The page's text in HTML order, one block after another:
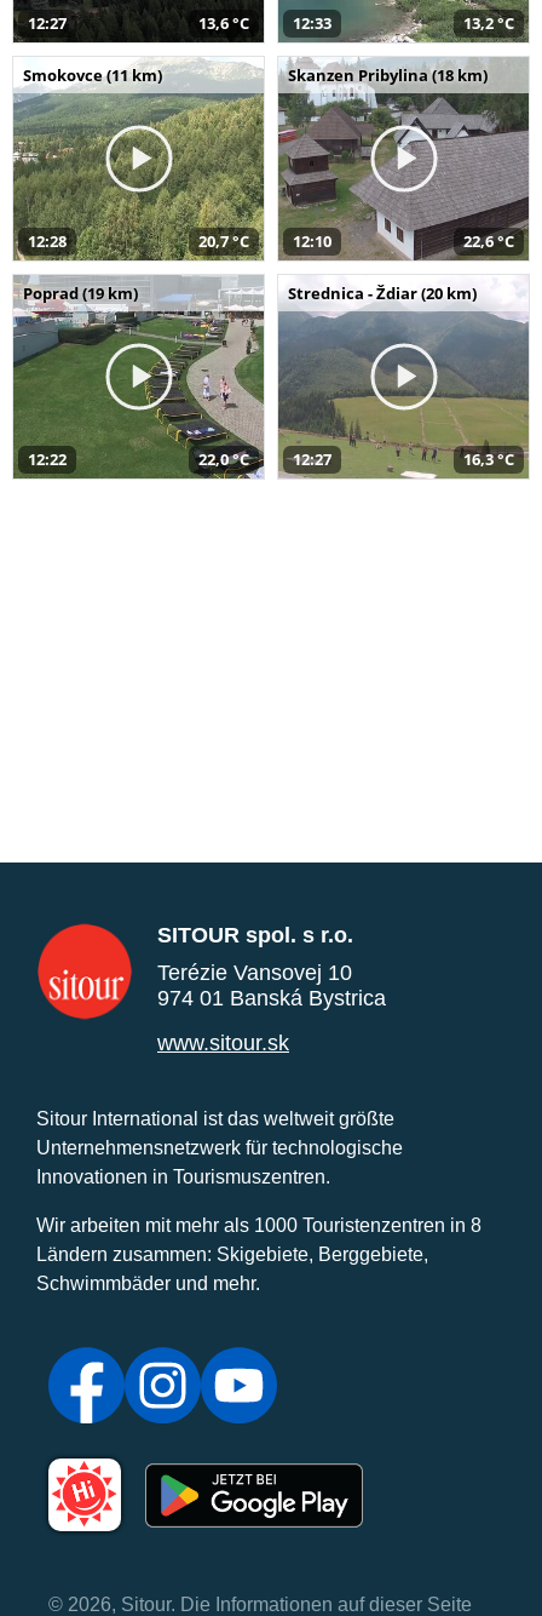
12:27 13,6 °C 12:33 13,2 °C
Smokovce (11 km)
12:28 20,7 °C
Skanzen Pribylina (18 km)
12:10 22,6 °C
Poprad (19 km)
12:22 22,0 °C
Strednica - Ždiar (20 km)
12:27 16,3 °C
SITOUR spol. s r.o.
Terézie Vansovej 10
974 01 Banská Bystrica
www.sitour.sk
Sitour International ist das weltweit größte
Unternehmensnetzwerk für technologische
Innovationen in Tourismuszentren.
Wir arbeiten mit mehr als 1000 Touristenzentren in 8
Ländern zusammen: Skigebiete, Berggebiete,
Schwimmbäder und mehr.
© 2026, Sitour. Die Informationen auf dieser Seite